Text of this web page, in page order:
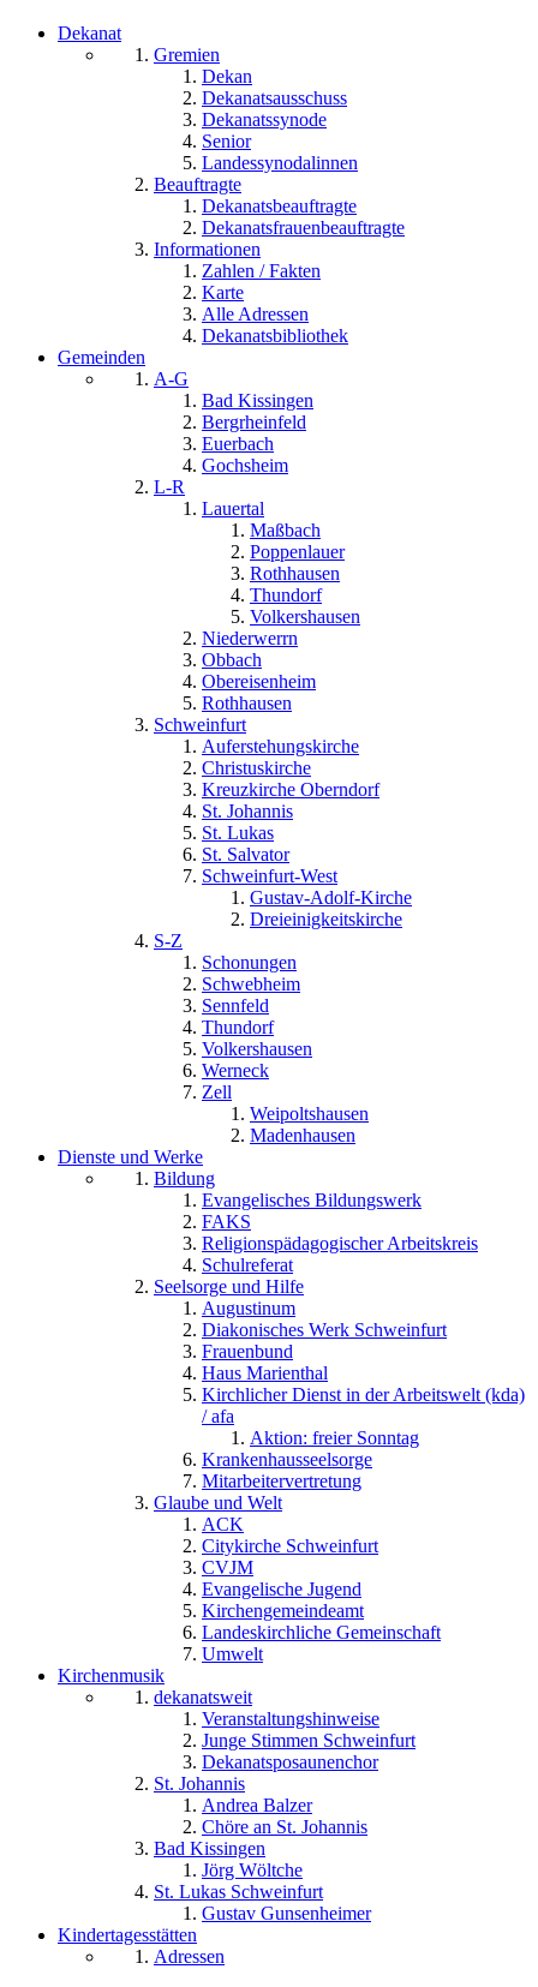
Dekanat
Gremien
Dekan
Dekanatsausschuss
Dekanatssynode
Senior
Landessynodalinnen
Beauftragte
Dekanatsbeauftragte
Dekanatsfrauenbeauftragte
Informationen
Zahlen / Fakten
Karte
Alle Adressen
Dekanatsbibliothek
Gemeinden
A-G
Bad Kissingen
Bergrheinfeld
Euerbach
Gochsheim
L-R
Lauertal
Maßbach
Poppenlauer
Rothhausen
Thundorf
Volkershausen
Niederwerrn
Obbach
Obereisenheim
Rothhausen
Schweinfurt
Auferstehungskirche
Christuskirche
Kreuzkirche Oberndorf
St. Johannis
St. Lukas
St. Salvator
Schweinfurt-West
Gustav-Adolf-Kirche
Dreieinigkeitskirche
S-Z
Schonungen
Schwebheim
Sennfeld
Thundorf
Volkershausen
Werneck
Zell
Weipoltshausen
Madenhausen
Dienste und Werke
Bildung
Evangelisches Bildungswerk
FAKS
Religionspädagogischer Arbeitskreis
Schulreferat
Seelsorge und Hilfe
Augustinum
Diakonisches Werk Schweinfurt
Frauenbund
Haus Marienthal
Kirchlicher Dienst in der Arbeitswelt (kda)
/ afa
Aktion: freier Sonntag
Krankenhausseelsorge
Mitarbeitervertretung
Glaube und Welt
ACK
Citykirche Schweinfurt
CVJM
Evangelische Jugend
Kirchengemeindeamt
Landeskirchliche Gemeinschaft
Umwelt
Kirchenmusik
dekanatsweit
Veranstaltungshinweise
Junge Stimmen Schweinfurt
Dekanatsposaunenchor
St. Johannis
Andrea Balzer
Chöre an St. Johannis
Bad Kissingen
Jörg Wöltche
St. Lukas Schweinfurt
Gustav Gunsenheimer
Kindertagesstätten
Adressen